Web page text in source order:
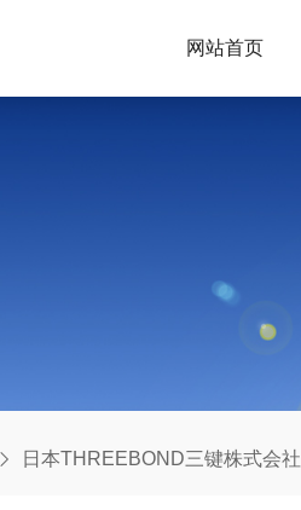
网站首页
日本THREEBOND三键株式会社